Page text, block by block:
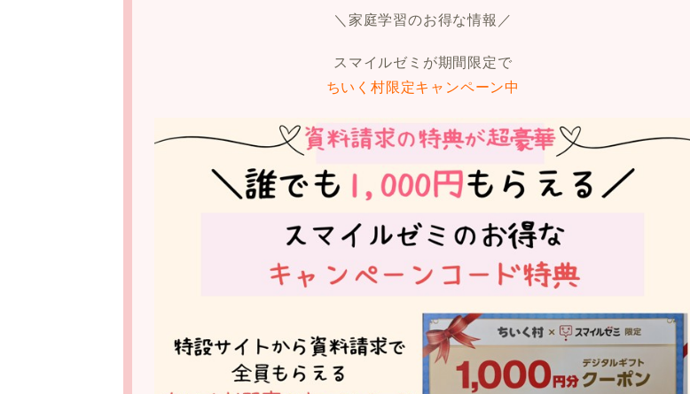
＼家庭学習のお得な情報／
スマイルゼミが期間限定で
ちいく村限定キャンペーン中